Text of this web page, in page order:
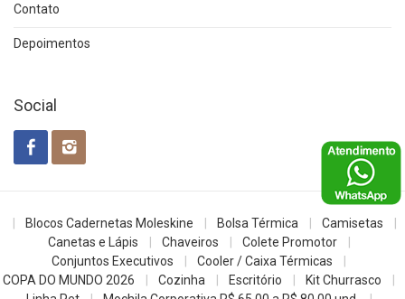
Contato
Depoimentos
Social
Blocos Cadernetas Moleskine Bolsa Térmica
Camisetas
Canetas e Lápis
Chaveiros
Colete Promotor
Conjuntos Executivos
Cooler / Caixa Térmicas
COPA DO MUNDO 2026
Cozinha Escritório
Kit Churrasco